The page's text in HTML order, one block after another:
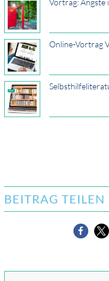
Vortrag: Ängste
Online-Vortrag
BEITRAG TEILEN